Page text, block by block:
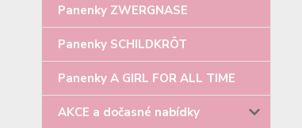
Panenky ZWERGNASE
Panenky SCHILDKRÖT
Panenky A GIRL FOR ALL TIME
AKCE a dočasné nabídky